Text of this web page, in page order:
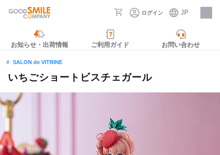
ログイン JP
採用情報
お知らせ・出荷情報 ご利用ガイド お問い合わせ
SALON de VITRINE
いちごショートビスチェガール